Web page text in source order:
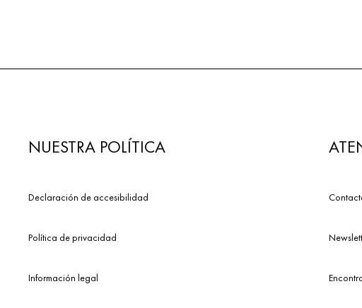
NUESTRA POLÍTICA
Declaración de accesibilidad
Política de privacidad
Información legal